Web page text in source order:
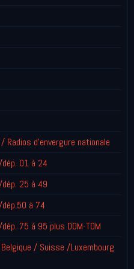
/ Radios d'envergure nationale
dép. 01 à 24
dép. 25 à 49
dép.50 à 74
dép. 75 à 95 plus DOM-TOM
Belgique / Suisse /Luxembourg